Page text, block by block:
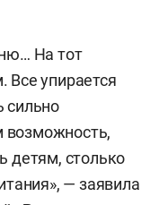
На тот
упирается
сильно
детям, столько
— заявила